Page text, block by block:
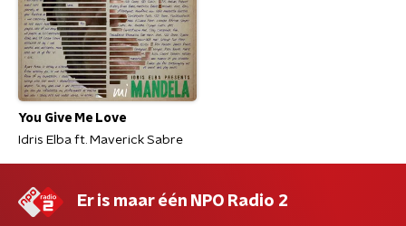
You Give Me Love
Idris Elba ft. Maverick Sabre
Er is maar één NPO Radio 2